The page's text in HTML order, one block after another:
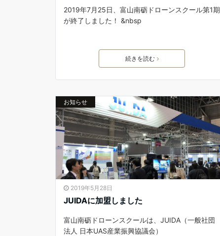
2019年7月25日、富山南砺ドローンスクール第1期
が終了しました！ &nbsp
続きを読む
お知らせ
2019年5月28日
JUIDAに加盟しました
富山南砺ドローンスクールは、JUIDA（一般社団
法人 日本UAS産業振興協議会）